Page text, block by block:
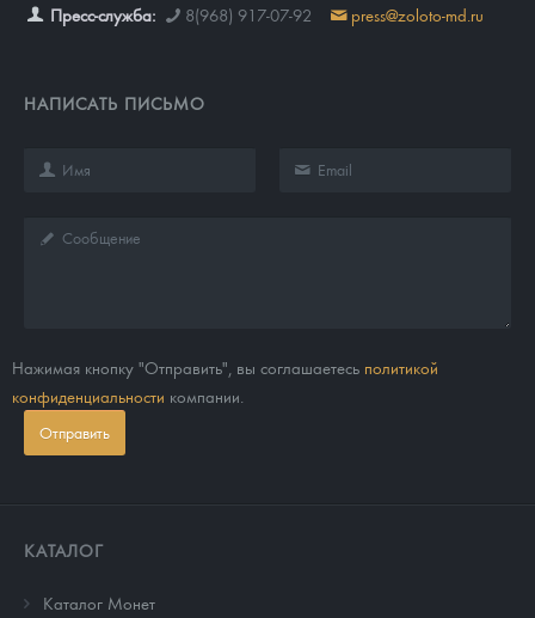
Пресс-служба: 8(968) 917-07-92 press@zoloto-md.ru
НАПИСАТЬ ПИСЬМО
Нажимая кнопку "Отправить", вы соглашаетесь политикой
конфиденциальности компании.
Отправить
КАТАЛОГ
Каталог Монет